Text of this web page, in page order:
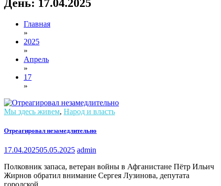
День: 17.04.2025
Главная
»
2025
»
Апрель
»
17
»
Мы здесь живем, Народ и власть
Отреагировал незамедлительно
17.04.202505.05.2025 admin
Полковник запаса, ветеран войны в Афганистане Пётр Ильич
Жирнов обратил внимание Сергея Лузинова, депутата